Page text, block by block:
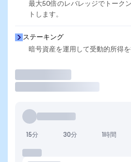
最大50倍のレバレッジでトーク
トします。
ステーキング
暗号資産を運用して受動的所得を
15分 30分 1時間